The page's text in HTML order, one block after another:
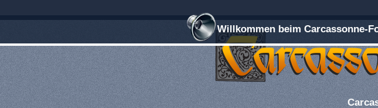
Willkommen beim Carcassonne-